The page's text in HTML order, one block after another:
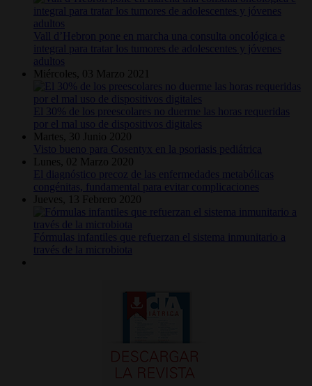
Vall d’Hebron pone en marcha una consulta oncológica e
integral para tratar los tumores de adolescentes y jóvenes
adultos
Miércoles, 03 Marzo 2021
El 30% de los preescolares no duerme las horas requeridas
por el mal uso de dispositivos digitales
Martes, 30 Junio 2020
Visto bueno para Cosentyx en la psoriasis pediátrica
Lunes, 02 Marzo 2020
El diagnóstico precoz de las enfermedades metabólicas
congénitas, fundamental para evitar complicaciones
Jueves, 13 Febrero 2020
Fórmulas infantiles que refuerzan el sistema inmunitario a
través de la microbiota